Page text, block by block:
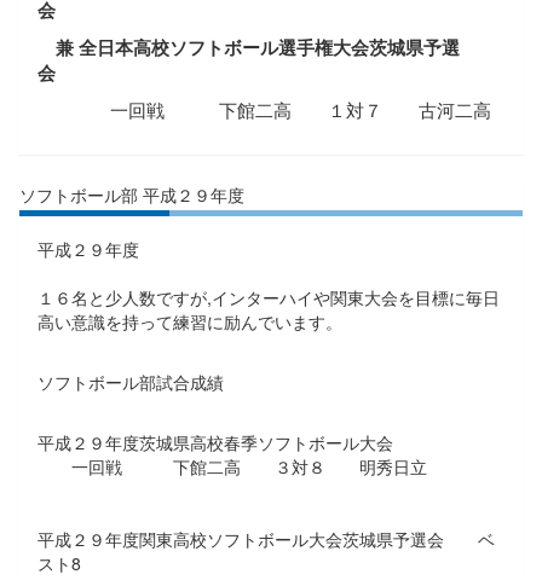
会
兼 全日本高校ソフトボール選手権大会茨城県予選
会
一回戦 下館二高 １対７ 古河二高
ソフトボール部 平成２９年度
平成２９年度
１６名と少人数ですが,インターハイや関東大会を目標に毎日
高い意識を持って練習に励んでいます。
ソフトボール部試合成績
平成２９年度茨城県高校春季ソフトボール大会
一回戦 下館二高 ３対８ 明秀日立
平成２９年度関東高校ソフトボール大会茨城県予選会 ベ
スト8